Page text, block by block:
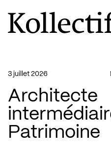
Aller à la page d'accueil
Logo Kollectif
3 juillet 2026
Architecte
Patrimoine